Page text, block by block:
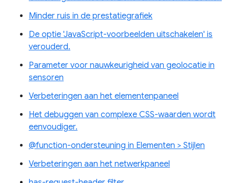
Minder ruis in de prestatiegrafiek
De optie 'JavaScript-voorbeelden uitschakelen' is
verouderd.
Parameter voor nauwkeurigheid van geolocatie in
sensoren
Verbeteringen aan het elementenpaneel
Het debuggen van complexe CSS-waarden wordt
eenvoudiger.
@function-ondersteuning in Elementen > Stijlen
Verbeteringen aan het netwerkpaneel